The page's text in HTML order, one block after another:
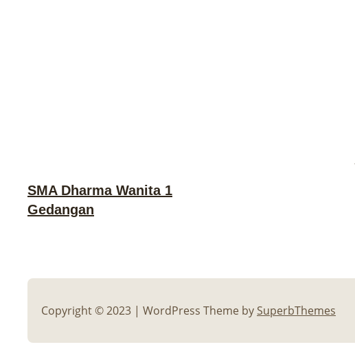
SMA Dharma Wanita 1
Gedangan
Copyright © 2023 | WordPress Theme by SuperbThemes